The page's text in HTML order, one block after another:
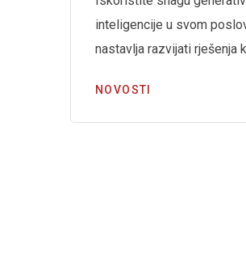
inteligencije u svom
nastavlja razvijati rješenja
NOVOSTI